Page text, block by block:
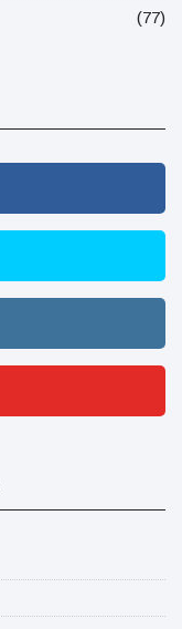
(77)